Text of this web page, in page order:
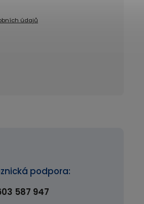
podpora:
587 947
údajů